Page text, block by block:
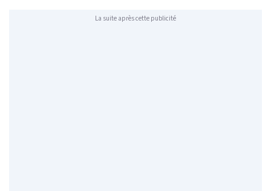
La suite après cette publicité